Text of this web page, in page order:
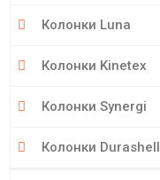
Колонки Luna
Колонки Kinetex
Колонки Synergi
Колонки Durashell